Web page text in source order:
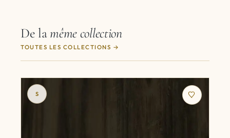
De lamême collection
TOUTES LES COLLECTIONS
S